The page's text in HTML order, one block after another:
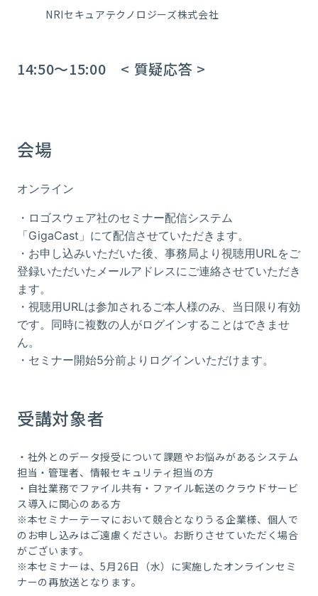
NRIセキュアテクノロジーズ株式会社
14:50～15:00 < 質疑応答 >
会場
オンライン
・ロゴスウェア社のセミナー配信システム
「GigaCast」にて配信させていただきます。
・お申し込みいただいた後、事務局より視聴用URLをご
登録いただいたメールアドレスにご連絡させていただき
ます。
・視聴用URLは参加されるご本人様のみ、当日限り有効
です。同時に複数の人がログインすることはできませ
ん。
・セミナー開始5分前よりログインいただけます。
受講対象者
・社外とのデータ授受について課題やお悩みがあるシステム
担当・管理者、情報セキュリティ担当の方
・自社業務でファイル共有・ファイル転送のクラウドサービ
ス導入に関心のある方
※本セミナーテーマにおいて競合となりうる企業様、個人で
のお申し込みはご遠慮ください。お断りさせていただく場合
がございます。
※本セミナーは、5月26日（水）に実施したオンラインセミ
ナーの再放送となります。